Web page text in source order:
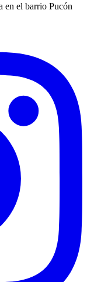
en el barrio Pucón